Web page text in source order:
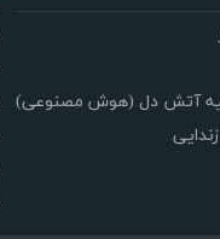
آتش دل (هوش مصنوعی)